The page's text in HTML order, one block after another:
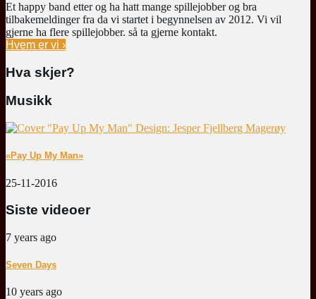
Et happy band etter og ha hatt mange spillejobber og bra
tilbakemeldinger fra da vi startet i begynnelsen av 2012. Vi vil
gjerne ha flere spillejobber. så ta gjerne kontakt.
Hvem er vi ›
Hva skjer?
Musikk
«Pay Up My Man»
25-11-2016
Siste videoer
7 years ago
Seven Days
10 years ago